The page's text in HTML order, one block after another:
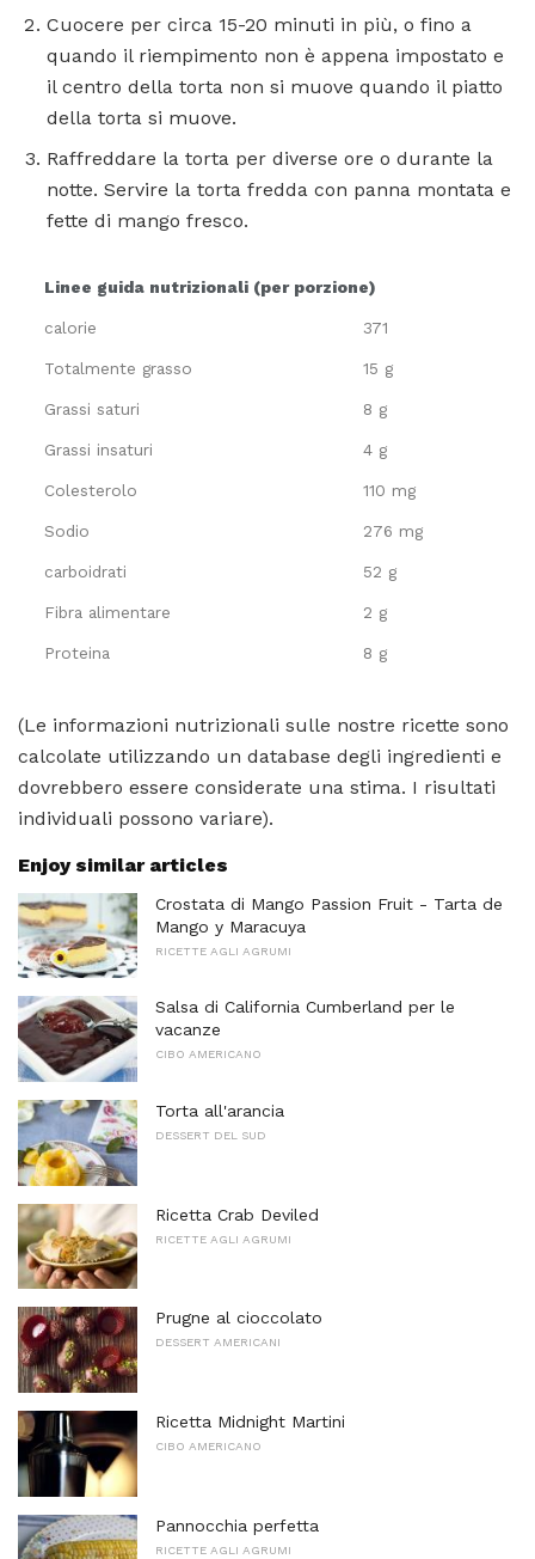
Cuocere per circa 15-20 minuti in più, o fino a
quando il riempimento non è appena impostato e
il centro della torta non si muove quando il piatto
della torta si muove.
Raffreddare la torta per diverse ore o durante la
notte. Servire la torta fredda con panna montata e
fette di mango fresco.
Linee guida nutrizionali (per porzione)
calorie 371
Totalmente grasso 15 g
Grassi saturi 8 g
Grassi insaturi 4 g
Colesterolo 110 mg
Sodio 276 mg
carboidrati 52 g
Fibra alimentare 2 g
Proteina 8 g
(Le informazioni nutrizionali sulle nostre ricette sono
calcolate utilizzando un database degli ingredienti e
dovrebbero essere considerate una stima. I risultati
individuali possono variare).
Enjoy similar articles
Crostata di Mango Passion Fruit - Tarta de
Mango y Maracuya
RICETTE AGLI AGRUMI
Salsa di California Cumberland per le
vacanze
CIBO AMERICANO
Torta all'arancia
DESSERT DEL SUD
Ricetta Crab Deviled
RICETTE AGLI AGRUMI
Prugne al cioccolato
DESSERT AMERICANI
Ricetta Midnight Martini
CIBO AMERICANO
Pannocchia perfetta
RICETTE AGLI AGRUMI